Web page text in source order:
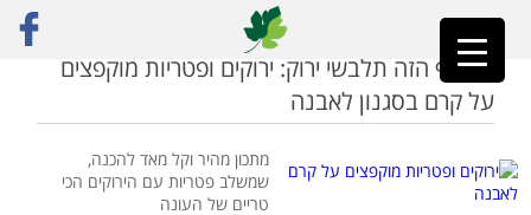
ראשי»לאבנה
החורף הזה תלבשי ירוק: ירוקים ופטריות מוקפצים
על קרם בסגנון לאבנה
מתכון מהיר וקל מאד להכנה,
שמשלב פטריות עם הירוקים הכי
טריים של העונה